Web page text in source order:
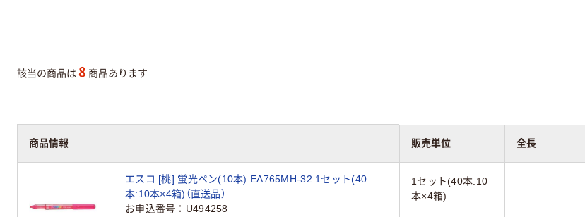
該当の商品は 8 商品あります
商品情報 販売単位 全長
エスコ [桃] 蛍光ペン(10本) EA765MH-32 1セット(40
本:10本×4箱)（直送品）
お申込番号
U494258
1セット(40本:10
本×4箱)